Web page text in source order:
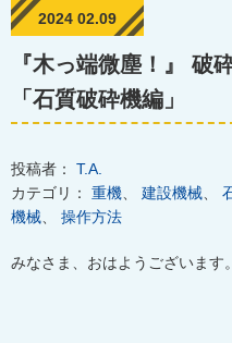
2024 02.09
『木っ端微塵！』 破
「石質破砕機編」
投稿者： T.A.
カテゴリ： 重機 建設機械
機械
操作方法
みなさま、おはようございます